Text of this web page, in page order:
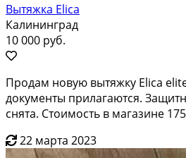
Вытяжка Elica
Калининград
10 000 руб.
Продам новую вытяжку Elica
документы прилагаются.
снята. Стоимость в магазине
22 марта 2023